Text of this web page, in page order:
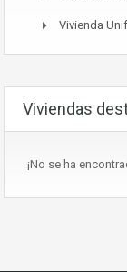
Vivienda
Viviendas
¡No se ha